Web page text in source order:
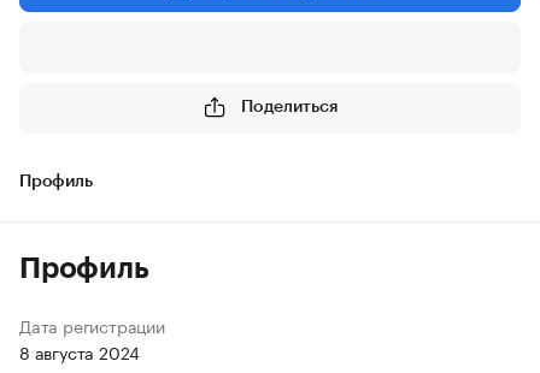
Поделиться
Профиль
Профиль
Дата регистрации
8 августа 2024